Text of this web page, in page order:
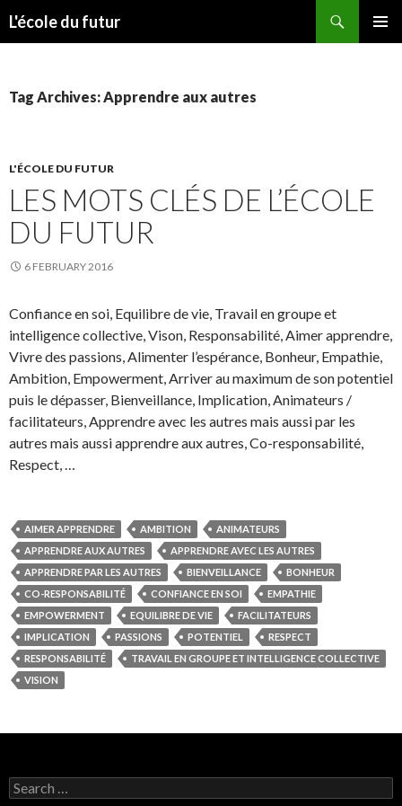
L'école du futur
Tag Archives: Apprendre aux autres
L'ÉCOLE DU FUTUR
LES MOTS CLÉS DE L’ÉCOLE
DU FUTUR
6 FEBRUARY 2016
Confiance en soi, Equilibre de vie, Travail en groupe et
intelligence collective, Vison, Responsabilité, Aimer apprendre,
Vivre des passions, Alimenter l’espérance, Bonheur, Empathie,
Ambition, Empowerment, Arriver au maximum de son potentiel
puis le dépasser, Bienveillance, Implication, Animateurs /
facilitateurs, Apprendre avec les autres mais aussi par les
autres mais aussi apprendre aux autres, Co-responsabilité,
Respect, …
AIMER APPRENDRE AMBITION
ANIMATEURS
APPRENDRE AUX AUTRES
APPRENDRE AVEC LES AUTRES
APPRENDRE PAR LES AUTRES
BIENVEILLANCE
BONHEUR
CO-RESPONSABILITÉ
CONFIANCE EN SOI
EMPATHIE
EMPOWERMENT
EQUILIBRE DE VIE
FACILITATEURS
IMPLICATION
PASSIONS POTENTIEL
RESPECT
RESPONSABILITÉ
TRAVAIL EN GROUPE ET INTELLIGENCE COLLECTIVE
VISION
Search for: